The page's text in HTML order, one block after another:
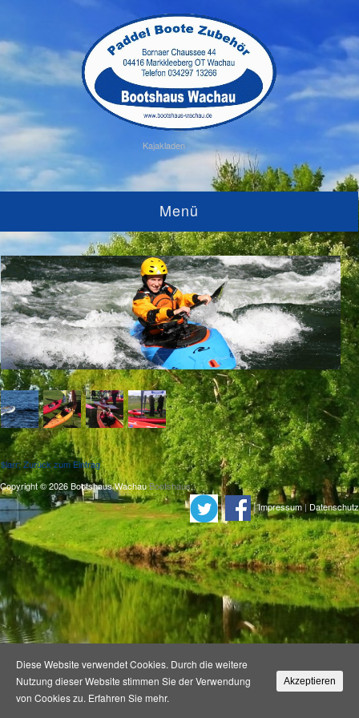
Kajakladen
Menü
$larr; Zurück zum Eintrag
Copyright © 2026 Bootshaus WachauBootshaus.
|
|Impressum| Datenschutz
Diese Website verwendet Cookies. Durch die weitere
Nutzung dieser Website stimmen Sie der Verwendung
von Cookies zu. Erfahren Sie mehr.
Akzeptieren